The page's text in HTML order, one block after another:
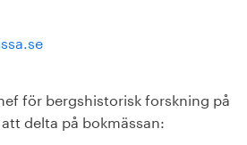
för bergshistorisk forskning på
delta på bokmässan: